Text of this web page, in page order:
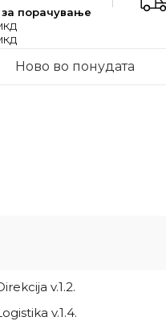
порачување
Ново во понудата
v.1.2.
v.1.4.